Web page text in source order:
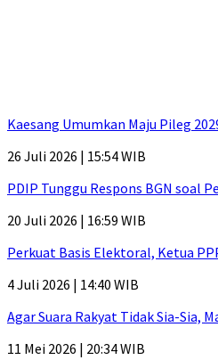
Kaesang Umumkan Maju Pileg
26 Juli 2026 | 15:54 WIB
PDIP Tunggu Respons BGN soal
20 Juli 2026 | 16:59 WIB
Perkuat Basis Elektoral, Ketua
4 Juli 2026 | 14:40 WIB
Agar Suara Rakyat Tidak Sia-Sia,
11 Mei 2026 | 20:34 WIB